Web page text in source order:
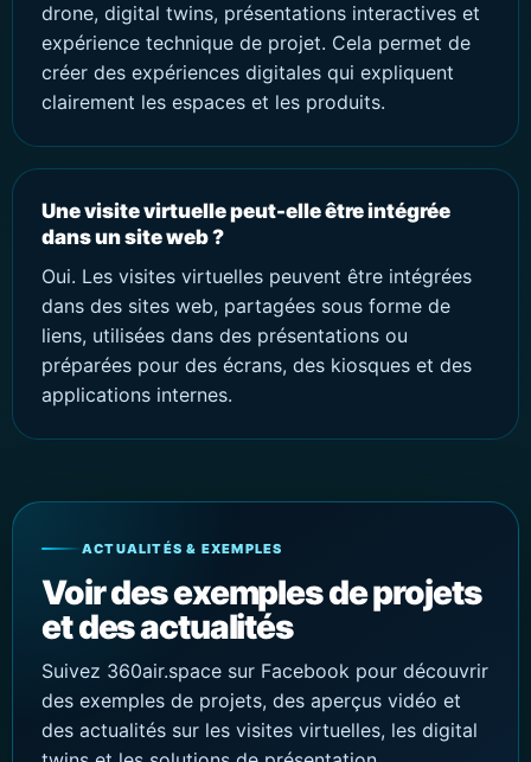
drone, digital twins, présentations interactives et
expérience technique de projet. Cela permet de
créer des expériences digitales qui expliquent
clairement les espaces et les produits.
Une visite virtuelle peut-elle être intégrée
dans un site web ?
Oui. Les visites virtuelles peuvent être intégrées
dans des sites web, partagées sous forme de
liens, utilisées dans des présentations ou
préparées pour des écrans, des kiosques et des
applications internes.
ACTUALITÉS & EXEMPLES
Voir des exemples de projets
et des actualités
Suivez 360air.space sur Facebook pour découvrir
des exemples de projets, des aperçus vidéo et
des actualités sur les visites virtuelles, les digital